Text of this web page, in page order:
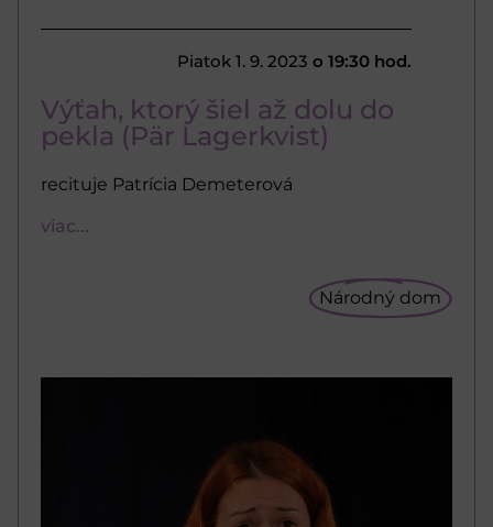
Piatok 1. 9. 2023 o 19:30 hod.
Výťah, ktorý šiel až dolu do
pekla (Pär Lagerkvist)
recituje Patrícia Demeterová
viac...
Národný dom